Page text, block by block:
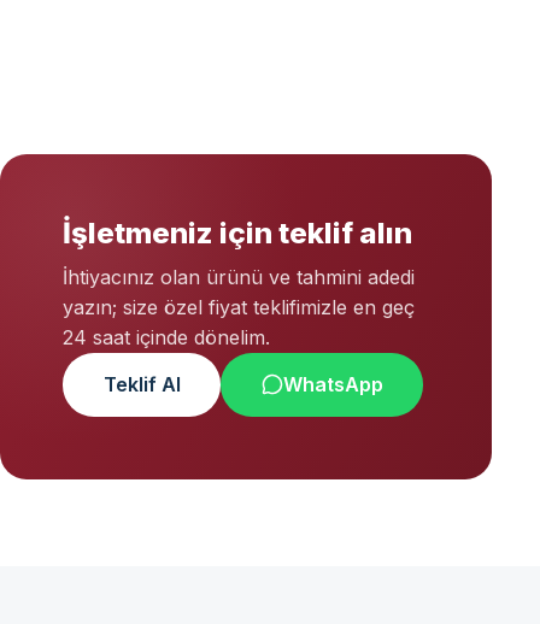
İşletmeniz için teklif alın
İhtiyacınız olan ürünü ve tahmini adedi
yazın; size özel fiyat teklifimizle en geç
24 saat içinde dönelim.
Teklif Al
WhatsApp